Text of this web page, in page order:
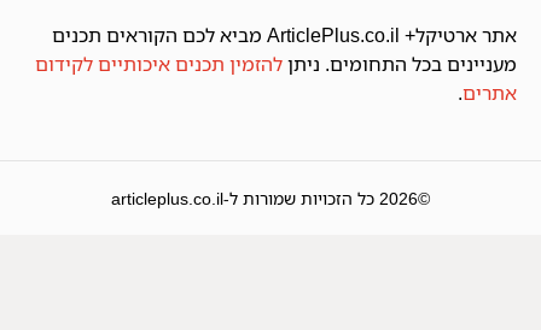
אתר ארטיקל+ ArticlePlus.co.il מביא לכם הקוראים תכנים
מעניינים בכל התחומים. ניתןלהזמין תכנים איכותיים לקידום
אתרים.